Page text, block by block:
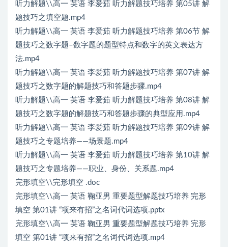
听力解题\\高一 英语 李爱茹 听力解题技巧培养 第05讲 解
题技巧之填空题.mp4
听力解题\\高一 英语 李爱茹 听力解题技巧培养 第06节 解
题技巧之数字题–数字题的题型特点和数字的英文表达方
法.mp4
听力解题\\高一 英语 李爱茹 听力解题技巧培养 第07讲 解
题技巧之数字题的解题技巧和答题步骤.mp4
听力解题\\高一 英语 李爱茹 听力解题技巧培养 第08讲 解
题技巧之数字题的解题技巧和答题步骤的典型应用.mp4
听力解题\\高一 英语 李爱茹 听力解题技巧培养 第09讲 解
题技巧之专题培养——场景题.mp4
听力解题\\高一 英语 李爱茹 听力解题技巧培养 第10讲 解
题技巧之专题培养——职业、身份、关系题.mp4
完形填空\\完形填空 .doc
完形填空\\高一 英语 鞠亚男 重要题型解题技巧培养 完形
填空 第01讲 “项来有招”之名词代词选项.pptx
完形填空\\高一 英语 鞠亚男 重要题型解题技巧培养 完形
填空 第01讲 “项来有招”之名词代词选项.mp4